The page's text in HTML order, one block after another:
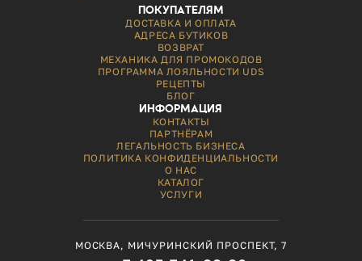
ПОКУПАТЕЛЯМ
ДОСТАВКА И ОПЛАТА
АДРЕСА БУТИКОВ
ВОЗВРАТ
МЕХАНИКА ДЛЯ ПРОМОКОДОВ
ПРОГРАММА ЛОЯЛЬНОСТИ UDS
РЕЦЕПТЫ
БЛОГ
ИНФОРМАЦИЯ
КОНТАКТЫ
ПАРТНЁРАМ
ЛЕГАЛЬНОСТЬ БИЗНЕСА
ПОЛИТИКА КОНФИДЕНЦИАЛЬНОСТИ
О НАС
КАТАЛОГ
УСЛУГИ
МОСКВА, МИЧУРИНСКИЙ ПРОСПЕКТ, 7